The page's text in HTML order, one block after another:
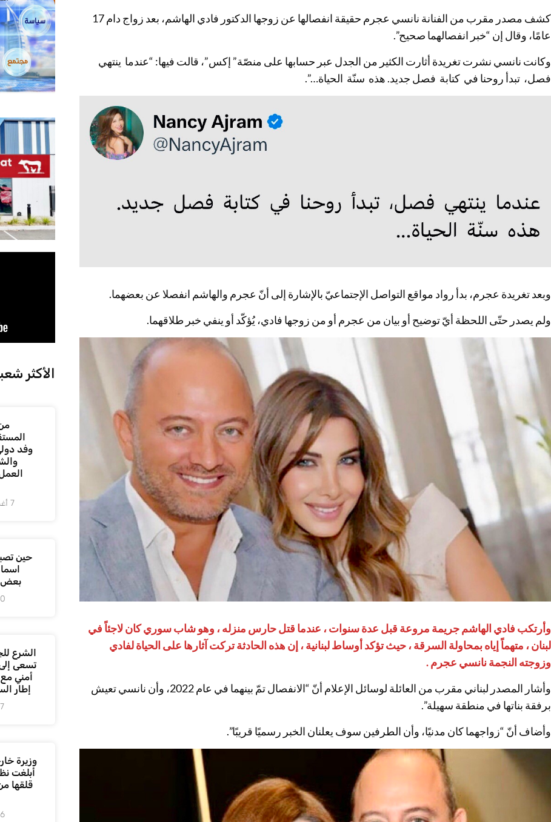
كشف مصدر مقرب من الفنانة نانسي عجرم حقيقة انفصالها عن زوجها الدكتور فادي الهاشم، بعد زواج دام 17
عامًا، وقال إن “خبر انفصالهما صحيح”.
وكانت نانسي نشرت تغريدة أثارت الكثير من الجدل عبر حسابها على منصّة” إكس”، قالت فيها: “عندما ينتهي
فصل، تبدأ روحنا في كتابة فصل جديد. هذه سنّة الحياة…”.
وبعد تغريدة عجرم، بدأ رواد مواقع التواصل الإجتماعيّ بالإشارة إلى أنّ عجرم والهاشم انفصلا عن بعضهما.
ولم يصدر حتّى اللحظة أيّ توضيح أو بيان من عجرم أو من زوجها فادي، يُؤكّد أو ينفي خبر طلاقهما.
وأرتكب فادي الهاشم جريمة مروعة قبل عدة سنوات ، عندما قتل حارس منزله ، وهو شاب سوري كان لاجئاً في
لبنان ، متهماً إياه بمحاولة السرقة ، حيث تؤكد أوساط لبنانية ، إن هذه الحادثة تركت آثارها على الحياة لفادي
وزوجته النجمة نانسي عجرم .
وأشار المصدر لبناني مقرب من العائلة لوسائل الإعلام أنّ “الانفصال تمّ بينهما في عام 2022، وأن نانسي تعيش
برفقة بناتها في منطقة سهيلة”.
وأضاف أنّ “زواجهما كان مدنيًا، وأن الطرفين سوف يعلنان الخبر رسميًا قريبًا”.
الأكثر
وفد
7 أغسطس، 2026
حين
بعض
30
الشرع
تسعى
أمني
إطار
27
وزيرة
أبلغت
قلقها
26